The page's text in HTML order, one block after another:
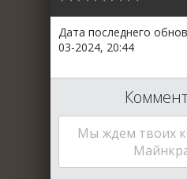
Дата последнего
03-2024, 20:44
Мы ждем твоих